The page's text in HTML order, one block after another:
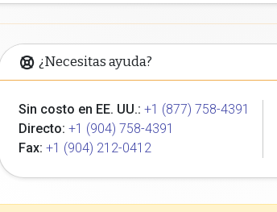
¿Necesitas ayuda?
Sin costo en EE. UU.: +1 (877) 758-4391
Directo: +1 (904) 758-4391
Fax: +1 (904) 212-0412